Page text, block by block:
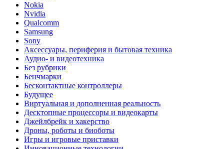
Nokia
Nvidia
Qualcomm
Samsung
Sony
Аксессуары, периферия и бытовая техника
Аудио- и видеотехника
Без рубрики
Бенчмарки
Бесконтактные контроллеры
Будущее
Виртуальная и дополненная реальность
Десктопные процессоры и видеокарты
Джейлбрейк и хакерство
Дроны, роботы и биоботы
Игры и игровые приставки